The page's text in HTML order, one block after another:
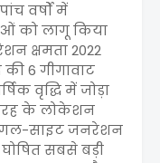
वर्षों में
को लागू किया
क्षमता 2022
6 गीगावाट
वृद्धि में जोड़ा
तरह के लोकेशन
साइट जनरेशन
घोषित सबसे बड़ी